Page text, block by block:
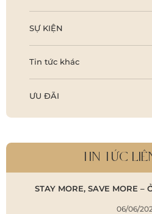
SỰ KIỆN
Tin tức khác
ƯU ĐÃI
TIN TỨC
STAY MORE, SAVE MORE –
06/06/